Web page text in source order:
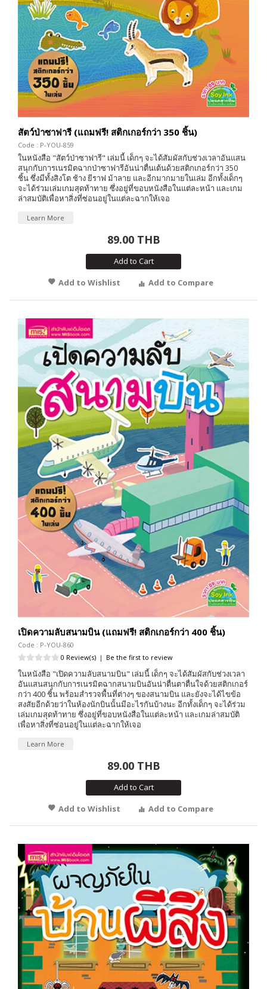
สัตว์ป่าซาฟารี (แถมฟรี! สติกเกอร์กว่า 350 ชิ้น)
Code : P-YOU-859
ในหนังสือ "สัตว์ป่าซาฟารี" เล่มนี้ เด็กๆ จะได้สัมผัสกับช่วงเวลาอันแสน
สนุกกับการเนรมิตฉากป่าซาฟารีอันน่าตื่นเต้นด้วยสติกเกอร์กว่า 350
ชิ้น ซึ่งมีทั้งสิงโต ช้าง ยีราฟ ม้าลาย และอีกมากมายในเล่ม อีกทั้งเด็กๆ
จะได้ร่วมเล่มเกมสุดท้าทาย ซึ่งอยู่ที่ขอบหนังสือในแต่ละหน้า และเกม
ล่าสมบัติเพื่อหาสิ่งที่ซ่อนอยู่ในแต่ละฉากให้เจอ
Learn More
89.00 THB
Add to Cart
Add to Wishlist
Add to Compare
เปิดความลับสนามบิน (แถมฟรี! สติกเกอร์กว่า 400 ชิ้น)
Code : P-YOU-860
0 Review(s) | Be the first to review
ในหนังสือ "เปิดความลับสนามบิน" เล่มนี้ เด็กๆ จะได้สัมผัสกับช่วงเวลา
อันแสนสนุกกับการเนรมิตฉากสนามบินอันน่าตื่นตาตื่นใจด้วยสติกเกอร์
กว่า 400 ชิ้น พร้อมสำรวจพื้นที่ต่างๆ ของสนามบิน และยังจะได้ไขข้อ
สงสัยอีกด้วยว่าในห้องนักบินนั้นมีอะไรกันบ้างนะ อีกทั้งเด็กๆ จะได้ร่วม
เล่มเกมสุดท้าทาย ซึ่งอยู่ที่ขอบหนังสือในแต่ละหน้า และเกมล่าสมบัติ
เพื่อหาสิ่งที่ซ่อนอยู่ในแต่ละฉากให้เจอ
Learn More
89.00 THB
Add to Cart
Add to Wishlist
Add to Compare